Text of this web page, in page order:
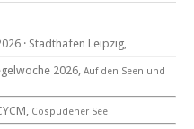
· Sachsen Anhalt
· Stadthafen Leipzig,
2026, Auf den Seen und
Cospudener See